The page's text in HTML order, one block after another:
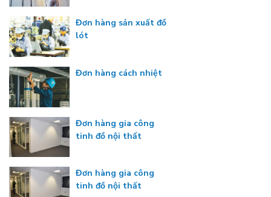
Đơn hàng sản xuất đồ
lót
Đơn hàng cách nhiệt
Đơn hàng gia công
tinh đồ nội thất
Đơn hàng gia công
tinh đồ nội thất